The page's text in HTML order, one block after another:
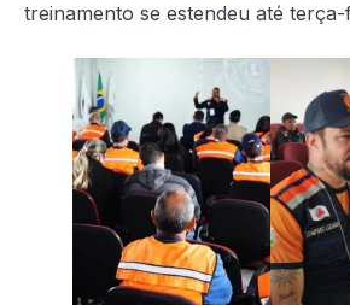
treinamento se estendeu até